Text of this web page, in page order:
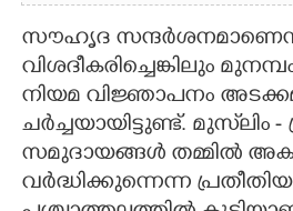
സൗഹൃദ
വിശദീകരിച്ചെങ്കിലും
നിയമ വിജ്ഞാപനം
ചർച്ചയായിട്ടുണ്ട്. മുസ്‌ലിം -
സമുദായങ്ങൾ തമ്മിൽ
വർദ്ധിക്കുന്നെന്ന